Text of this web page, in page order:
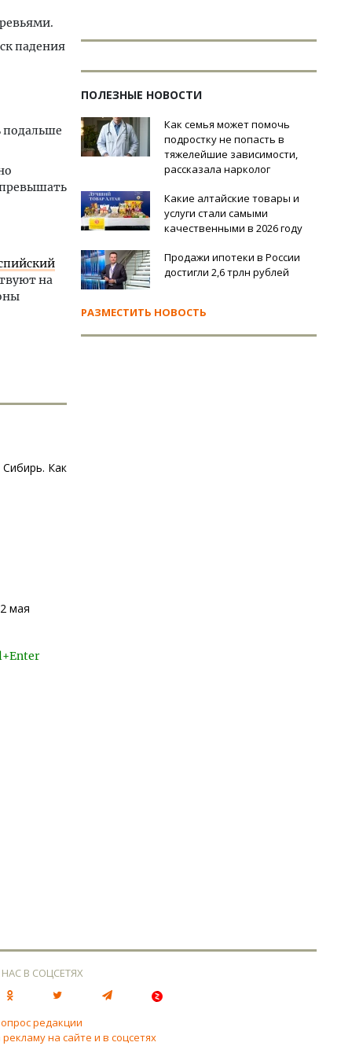
падения
подальше
на
Как
мая
ПОЛЕЗНЫЕ НОВОСТИ
Как семья может помочь
подростку не попасть в
тяжелейшие зависимости,
рассказала нарколог
Какие алтайские товары и
услуги стали самыми
качественными в 2026 году
Продажи ипотеки в России
достигли 2,6 трлн рублей
РАЗМЕСТИТЬ НОВОСТЬ
В СОЦСЕТЯХ
редакции
на сайте и в соцсетях